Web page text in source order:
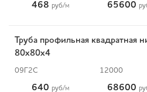
468 руб/м 65600
Труба профильная квадратная
80х80х4
09Г2С 12000
640 руб/м 68600